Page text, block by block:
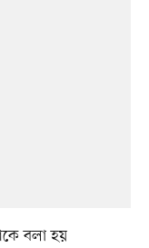
বলা হয়